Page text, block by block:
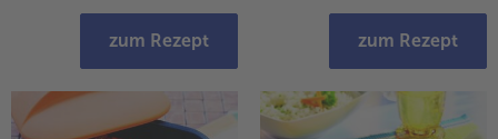
zum Rezept zum Rezept